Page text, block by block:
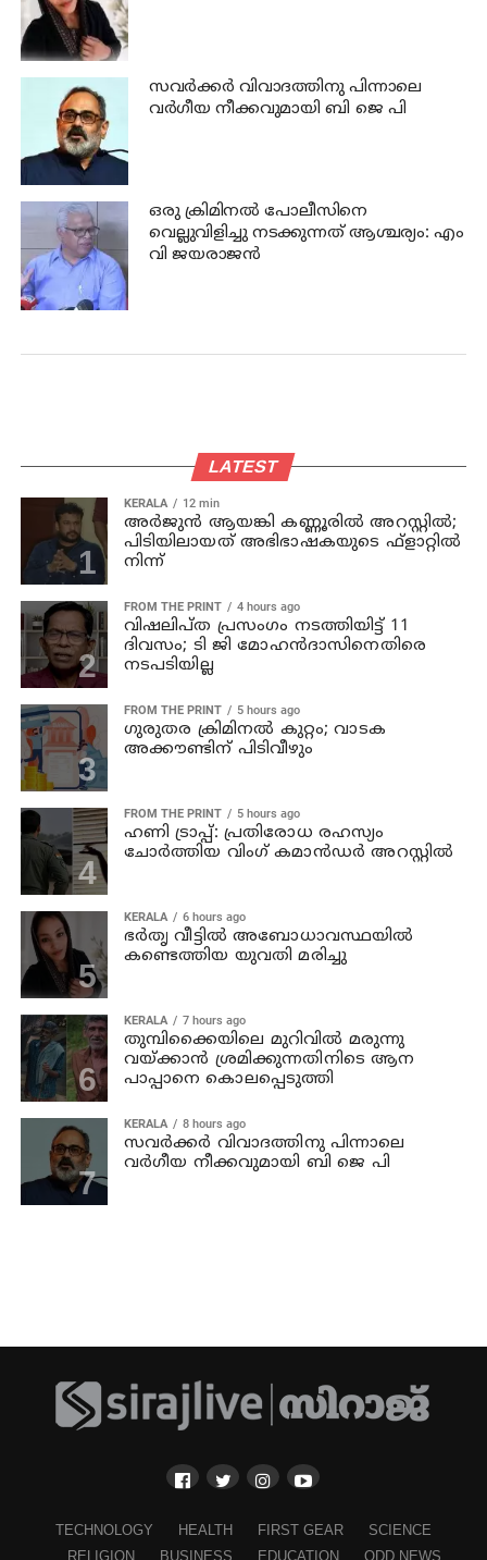
സവര്‍ക്കര്‍ വിവാദത്തിനു പിന്നാലെ
വര്‍ഗീയ നീക്കവുമായി ബി ജെ പി
ഒരു ക്രിമിനല്‍ പോലീസിനെ
വെല്ലുവിളിച്ചു നടക്കുന്നത് ആശ്ചര്യം: എം
വി ജയരാജന്‍
LATEST
KERALA 12 min
അര്‍ജുന്‍ ആയങ്കി കണ്ണൂരില്‍ അറസ്റ്റില്‍;
പിടിയിലായത് അഭിഭാഷകയുടെ ഫ്‌ളാറ്റില്‍
നിന്ന്
FROM THE PRINT 4 hours ago
വിഷലിപ്ത പ്രസംഗം നടത്തിയിട്ട് 11
ദിവസം; ടി ജി മോഹൻദാസിനെതിരെ
നടപടിയില്ല
FROM THE PRINT 5 hours ago
ഗുരുതര ക്രിമിനൽ കുറ്റം; വാടക
അക്കൗണ്ടിന് പിടിവീഴും
FROM THE PRINT 5 hours ago
ഹണി ട്രാപ്പ്: പ്രതിരോധ രഹസ്യം
ചോർത്തിയ വിംഗ് കമാൻഡർ അറസ്റ്റിൽ
KERALA 6 hours ago
ഭര്‍തൃ വീട്ടില്‍ അബോധാവസ്ഥയില്‍
കണ്ടെത്തിയ യുവതി മരിച്ചു
KERALA 7 hours ago
തുമ്പിക്കൈയിലെ മുറിവില്‍ മരുന്നു
വയ്ക്കാന്‍ ശ്രമിക്കുന്നതിനിടെ ആന
പാപ്പാനെ കൊലപ്പെടുത്തി
KERALA 8 hours ago
സവര്‍ക്കര്‍ വിവാദത്തിനു പിന്നാലെ
വര്‍ഗീയ നീക്കവുമായി ബി ജെ പി
TECHNOLOGY HEALTH FIRST GEAR
SCIENCE
RELIGION
BUSINESS EDUCATION ODD NEWS